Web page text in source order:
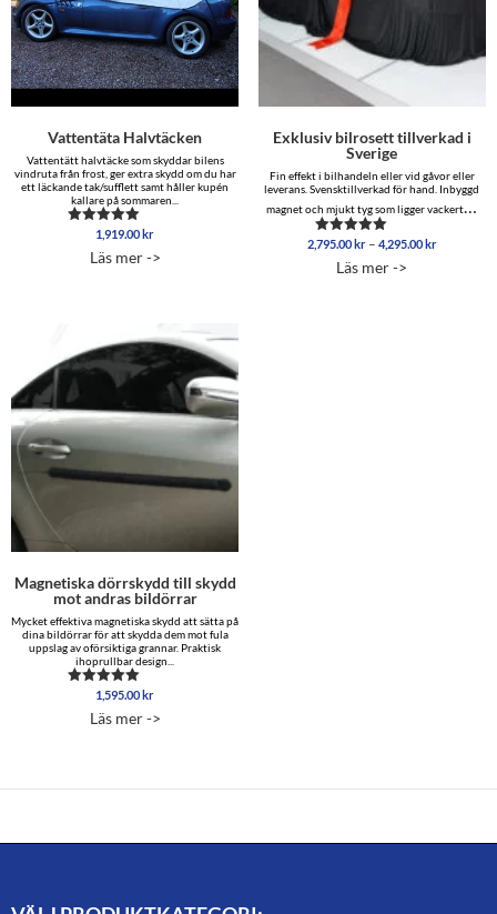
Vattentäta Halvtäcken
Vattentätt halvtäcke som skyddar bilens
vindruta från frost, ger extra skydd om du har
ett läckande tak/sufflett samt håller kupén
kallare på sommaren...
Betygsatt
av 5
1,919.00 kr
Läs mer ->
Exklusiv bilrosett tillverkad i
Sverige
Fin effekt i bilhandeln eller vid gåvor eller
leverans. Svensktillverkad för hand. Inbyggd
magnet och mjukt tyg som ligger vackert…
Betygsatt
av 5
2,795.00 kr – 4,295.00 kr
Läs mer ->
Magnetiska dörrskydd till skydd
mot andras bildörrar
Mycket effektiva magnetiska skydd att sätta på
dina bildörrar för att skydda dem mot fula
uppslag av oförsiktiga grannar. Praktisk
ihoprullbar design...
Betygsatt
av 5
1,595.00kr
Läs mer ->